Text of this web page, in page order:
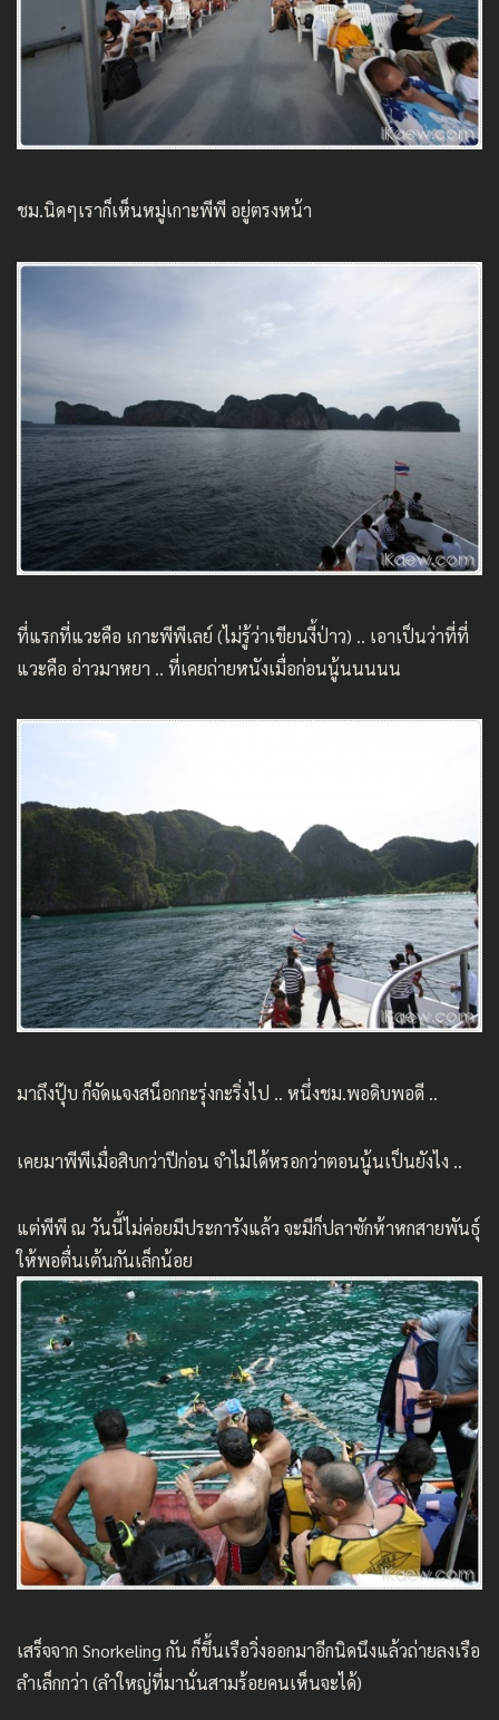
ชม.นิดๆเราก็เห็นหมู่เกาะพีพี อยู่ตรงหน้า
ที่แรกที่แวะคือ เกาะพีพีเลย์ (ไม่รู้ว่าเขียนงี้ป่าว) .. เอาเป็นว่าที่ที่
แวะคือ อ่าวมาหยา .. ที่เคยถ่ายหนังเมื่อก่อนนู้นนนนน
มาถึงปุ๊บ ก็จัดแจงสน็อกกะรุ่งกะริ่งไป .. หนึ่งชม.พอดิบพอดี ..
เคยมาพีพีเมื่อสิบกว่าปีก่อน จำไม่ได้หรอกว่าตอนนู้นเป็นยังไง ..
แต่พีพี ณ วันนี้ไม่ค่อยมีประการังแล้ว จะมีก็ปลาซักห้าหกสายพันธุ์
ให้พอตื่นเต้นกันเล็กน้อย
เสร็จจาก Snorkeling กัน ก็ขึ้นเรือวิ่งออกมาอีกนิดนึงแล้วถ่ายลงเรือ
ลำเล็กกว่า (ลำใหญ่ที่มานั่นสามร้อยคนเห็นจะได้)